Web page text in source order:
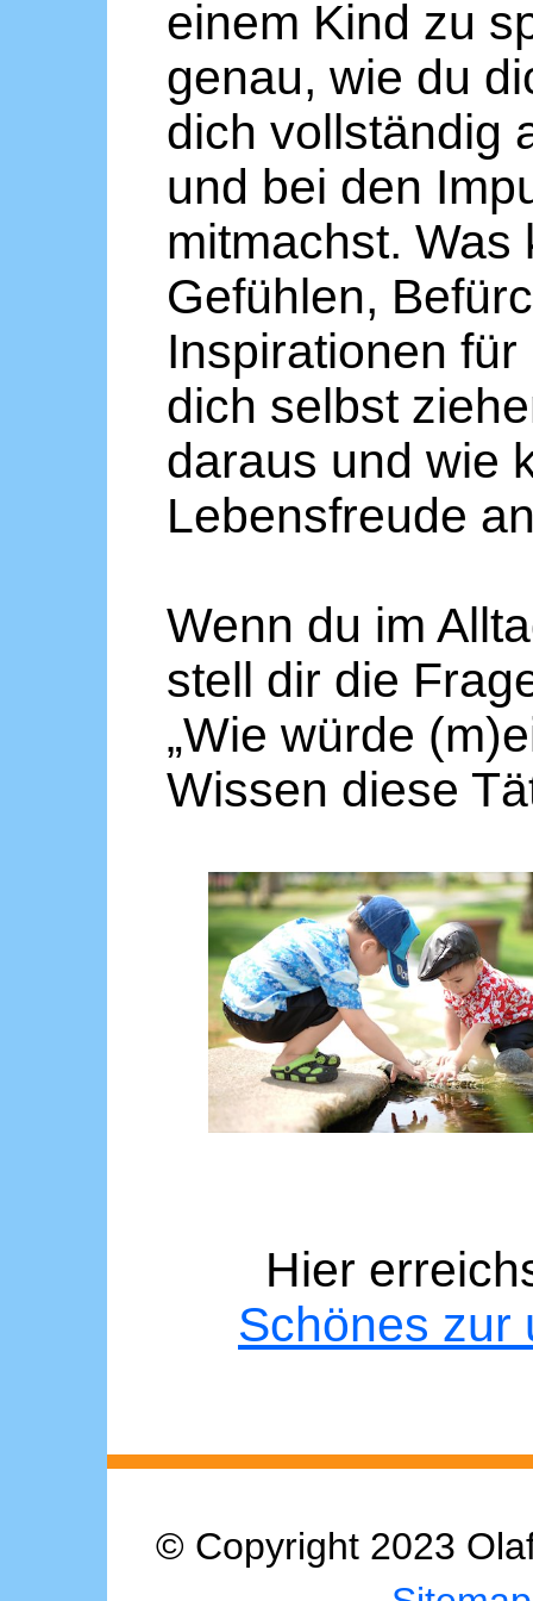
einem Kind zu
genau, wie du
dich vollständig
und bei den
mitmachst.
Gefühlen,
Inspirationen
dich selbst
daraus und wie
Lebensfreude
Wenn du im
stell dir die
„Wie würde
Wissen diese
Hier
Schönes zur
© Copyright 2023